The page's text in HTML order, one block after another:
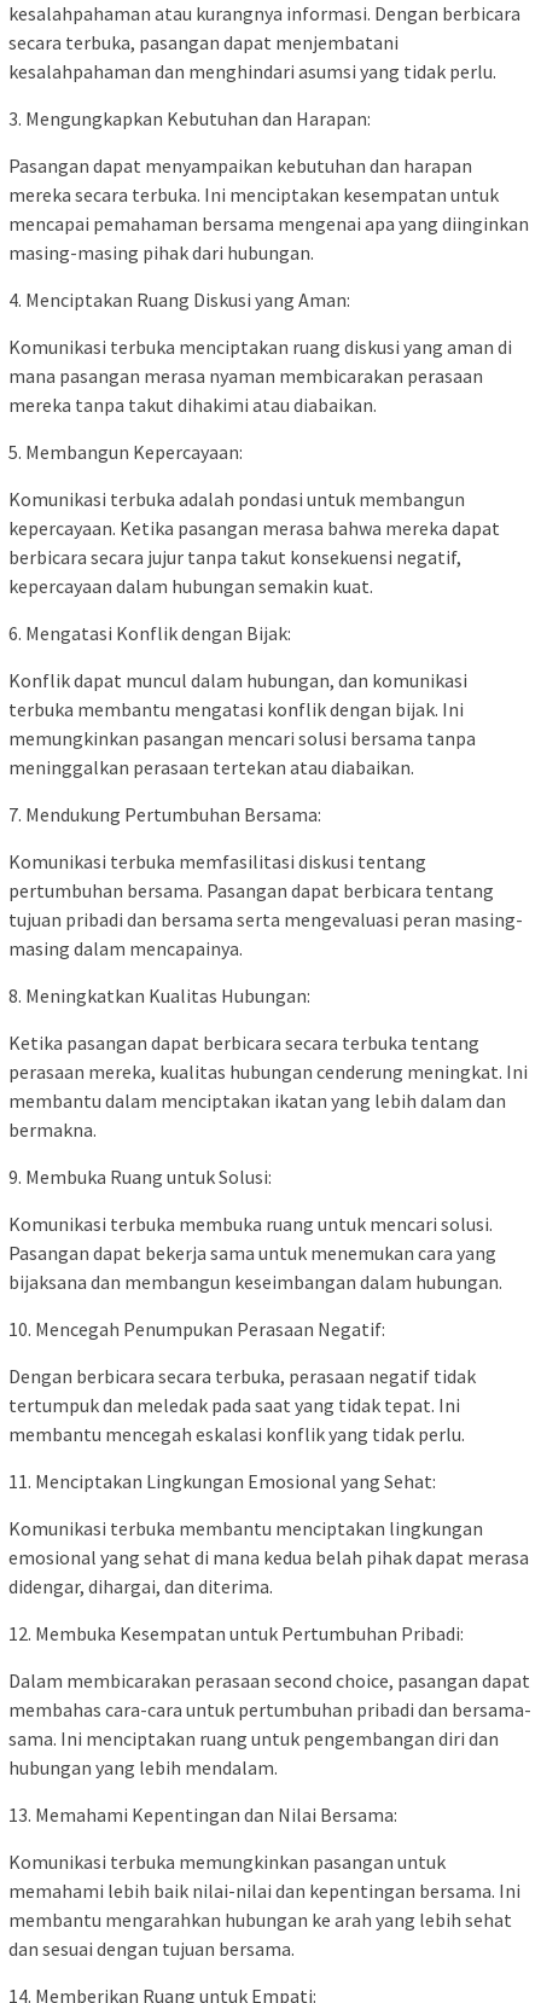
kesalahpahaman atau kurangnya informasi. Dengan berbicara
secara terbuka, pasangan dapat menjembatani
kesalahpahaman dan menghindari asumsi yang tidak perlu.
3. Mengungkapkan Kebutuhan dan Harapan:
Pasangan dapat menyampaikan kebutuhan dan harapan
mereka secara terbuka. Ini menciptakan kesempatan untuk
mencapai pemahaman bersama mengenai apa yang diinginkan
masing-masing pihak dari hubungan.
4. Menciptakan Ruang Diskusi yang Aman:
Komunikasi terbuka menciptakan ruang diskusi yang aman di
mana pasangan merasa nyaman membicarakan perasaan
mereka tanpa takut dihakimi atau diabaikan.
5. Membangun Kepercayaan:
Komunikasi terbuka adalah pondasi untuk membangun
kepercayaan. Ketika pasangan merasa bahwa mereka dapat
berbicara secara jujur tanpa takut konsekuensi negatif,
kepercayaan dalam hubungan semakin kuat.
6. Mengatasi Konflik dengan Bijak:
Konflik dapat muncul dalam hubungan, dan komunikasi
terbuka membantu mengatasi konflik dengan bijak. Ini
memungkinkan pasangan mencari solusi bersama tanpa
meninggalkan perasaan tertekan atau diabaikan.
7. Mendukung Pertumbuhan Bersama:
Komunikasi terbuka memfasilitasi diskusi tentang
pertumbuhan bersama. Pasangan dapat berbicara tentang
tujuan pribadi dan bersama serta mengevaluasi peran masing-
masing dalam mencapainya.
8. Meningkatkan Kualitas Hubungan:
Ketika pasangan dapat berbicara secara terbuka tentang
perasaan mereka, kualitas hubungan cenderung meningkat. Ini
membantu dalam menciptakan ikatan yang lebih dalam dan
bermakna.
9. Membuka Ruang untuk Solusi:
Komunikasi terbuka membuka ruang untuk mencari solusi.
Pasangan dapat bekerja sama untuk menemukan cara yang
bijaksana dan membangun keseimbangan dalam hubungan.
10. Mencegah Penumpukan Perasaan Negatif:
Dengan berbicara secara terbuka, perasaan negatif tidak
tertumpuk dan meledak pada saat yang tidak tepat. Ini
membantu mencegah eskalasi konflik yang tidak perlu.
11. Menciptakan Lingkungan Emosional yang Sehat:
Komunikasi terbuka membantu menciptakan lingkungan
emosional yang sehat di mana kedua belah pihak dapat merasa
didengar, dihargai, dan diterima.
12. Membuka Kesempatan untuk Pertumbuhan Pribadi:
Dalam membicarakan perasaan second choice, pasangan dapat
membahas cara-cara untuk pertumbuhan pribadi dan bersama-
sama. Ini menciptakan ruang untuk pengembangan diri dan
hubungan yang lebih mendalam.
13. Memahami Kepentingan dan Nilai Bersama:
Komunikasi terbuka memungkinkan pasangan untuk
memahami lebih baik nilai-nilai dan kepentingan bersama. Ini
membantu mengarahkan hubungan ke arah yang lebih sehat
dan sesuai dengan tujuan bersama.
14. Memberikan Ruang untuk Empati: